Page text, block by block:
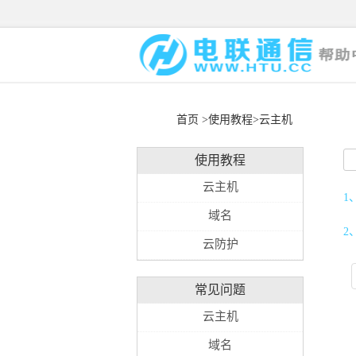
首页 >使用教程>云主机
使用教程
云主机
域名
云防护
常见问题
云主机
域名
1
2